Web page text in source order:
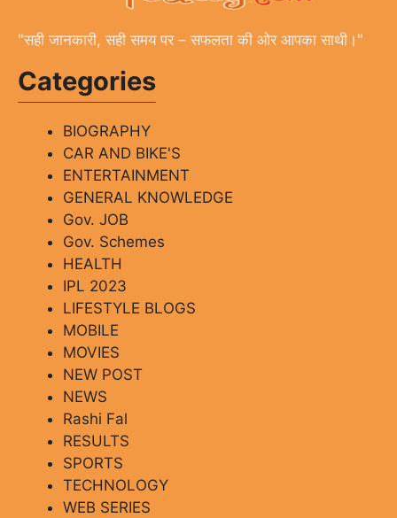
"सही जानकारी, सही समय पर – सफलता की ओर आपका साथी।"
Categories
BIOGRAPHY
CAR AND BIKE'S
ENTERTAINMENT
GENERAL KNOWLEDGE
Gov. JOB
Gov. Schemes
HEALTH
IPL 2023
LIFESTYLE BLOGS
MOBILE
MOVIES
NEW POST
NEWS
Rashi Fal
RESULTS
SPORTS
TECHNOLOGY
WEB SERIES